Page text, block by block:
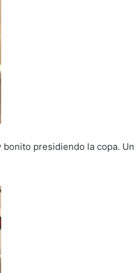
presidiendo la copa. Un